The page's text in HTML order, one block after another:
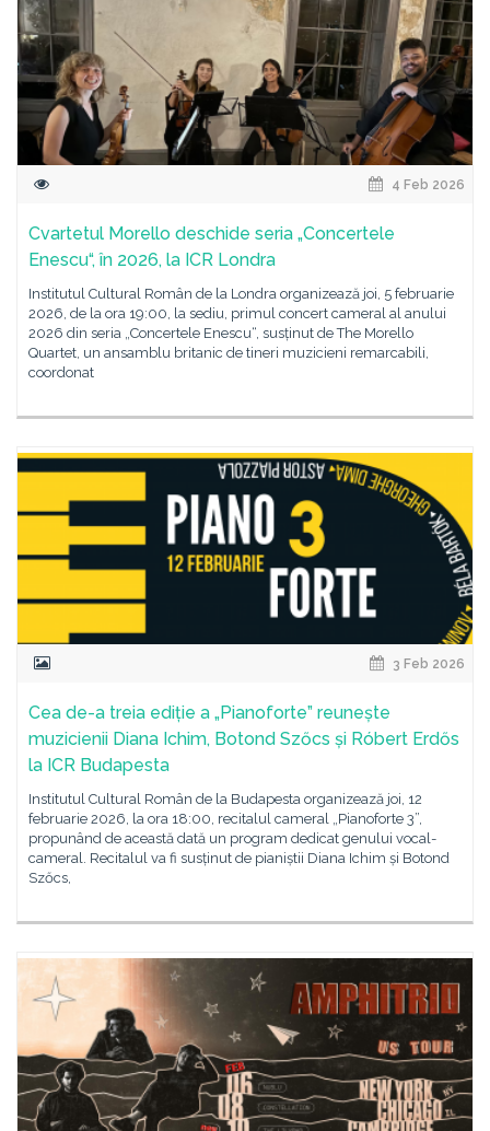
4 Feb 2026
Cvartetul Morello deschide seria „Concertele
Enescu“, în 2026, la ICR Londra
Institutul Cultural Român de la Londra organizează joi, 5 februarie
2026, de la ora 19:00, la sediu, primul concert cameral al anului
2026 din seria „Concertele Enescu“, susținut de The Morello
Quartet, un ansamblu britanic de tineri muzicieni remarcabili,
coordonat
3 Feb 2026
Cea de-a treia ediție a „Pianoforte” reunește
muzicienii Diana Ichim, Botond Szőcs și Róbert Erdős
la ICR Budapesta
Institutul Cultural Român de la Budapesta organizează joi, 12
februarie 2026, la ora 18:00, recitalul cameral „Pianoforte 3”,
propunând de această dată un program dedicat genului vocal-
cameral. Recitalul va fi susținut de pianiștii Diana Ichim și Botond
Szőcs,